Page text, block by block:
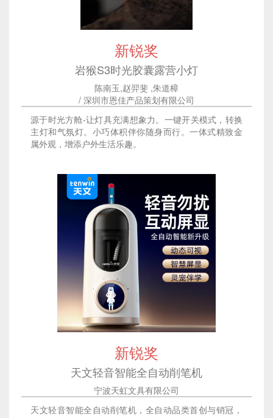
新锐奖
岩猴S3时光胶囊露营小灯
陈南玉,赵羿斐 ,朱道樟
/ 深圳市恩佳产品策划有限公司
源于时光方舱-让灯具充满想象力。一键开关模式，转换
主灯和气氛灯。小巧体积伴你随身而行。一体式精致金
属外观，增添户外生活乐趣。
新锐奖
天文轻音智能全自动削笔机
宁波天虹文具有限公司
天文轻音智能全自动削笔机，全自动品类首创与销冠，